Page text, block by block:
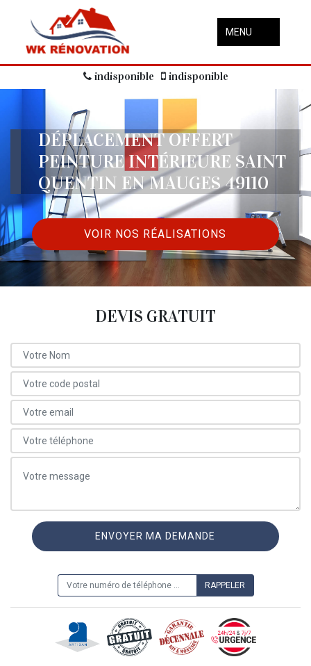
MENU
indisponible indisponible
DÉPLACEMENT OFFERT
PEINTURE INTÉRIEURE SAINT
QUENTIN EN MAUGES 49110
VOIR NOS RÉALISATIONS
DEVIS GRATUIT